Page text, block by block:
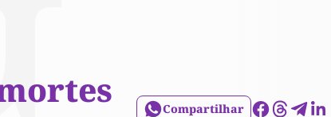
Compartilhar